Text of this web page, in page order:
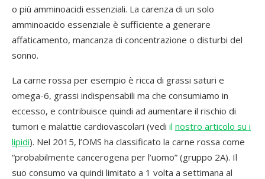
o più amminoacidi essenziali. La carenza di un solo
amminoacido essenziale è sufficiente a generare
affaticamento, mancanza di concentrazione o disturbi del
sonno.
La carne rossa per esempio è ricca di grassi saturi e
omega-6, grassi indispensabili ma che consumiamo in
eccesso, e contribuisce quindi ad aumentare il rischio di
tumori e malattie cardiovascolari (vedi il nostro articolo su i
lipidi). Nel 2015, l’OMS ha classificato la carne rossa come
“probabilmente cancerogena per l’uomo” (gruppo 2A). Il
suo consumo va quindi limitato a 1 volta a settimana al